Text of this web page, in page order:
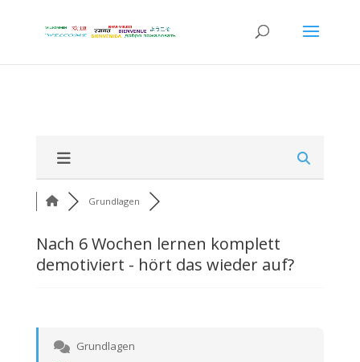
Grundlagen
Nach 6 Wochen lernen komplett
demotiviert - hört das wieder auf?
Grundlagen